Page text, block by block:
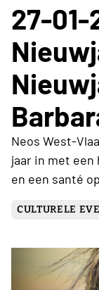
27-01-
Neos West-
jaar in met
en een santé
CULTURELE